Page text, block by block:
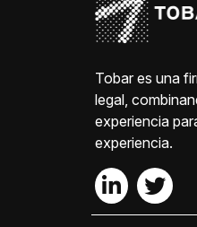
Tobar es una
legal,
experiencia
experiencia.